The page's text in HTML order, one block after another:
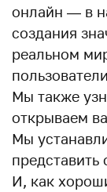
онлайн — в
создания
реальном
Мы также
открываем
Мы
представить
И, как